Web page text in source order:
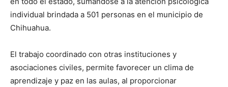
individual brindada a 501 personas en el municipio de
Chihuahua.
El trabajo coordinado con otras instituciones y
asociaciones civiles, permite favorecer un clima de
aprendizaje y paz en las aulas, al proporcionar